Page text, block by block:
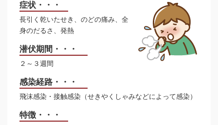
症状・・・
長引く乾いたせき、のどの痛み、全
身のだるさ、発熱
潜伏期間・・・
２～３週間
感染経路・・・
飛沫感染・接触感染（せきやくしゃみなどによって感染）
特徴・・・